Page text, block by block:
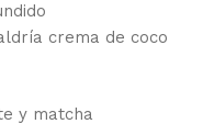
crema de coco